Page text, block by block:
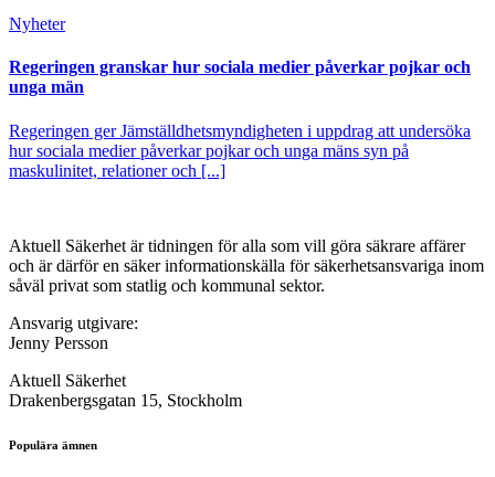
Nyheter
Regeringen granskar hur sociala medier påverkar pojkar och
unga män
Regeringen ger Jämställdhetsmyndigheten i uppdrag att undersöka
hur sociala medier påverkar pojkar och unga mäns syn på
maskulinitet, relationer och [...]
Aktuell Säkerhet är tidningen för alla som vill göra säkrare affärer
och är därför en säker informationskälla för säkerhets­ansvariga inom
såväl privat som statlig och kommunal sektor.
Ansvarig utgivare:
Jenny Persson
Aktuell Säkerhet
Drakenbergsgatan 15, Stockholm
Populära ämnen